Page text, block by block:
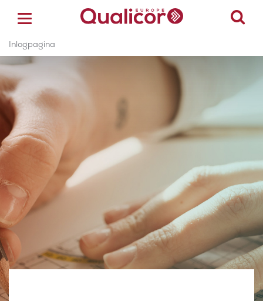
ACCREDITATIE
CERTIFICERING
ACADEMY
ZORGSECTOREN
OVER ONS
CONTACT
Inlogpagina